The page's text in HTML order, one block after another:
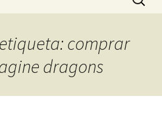
comprar
dragons